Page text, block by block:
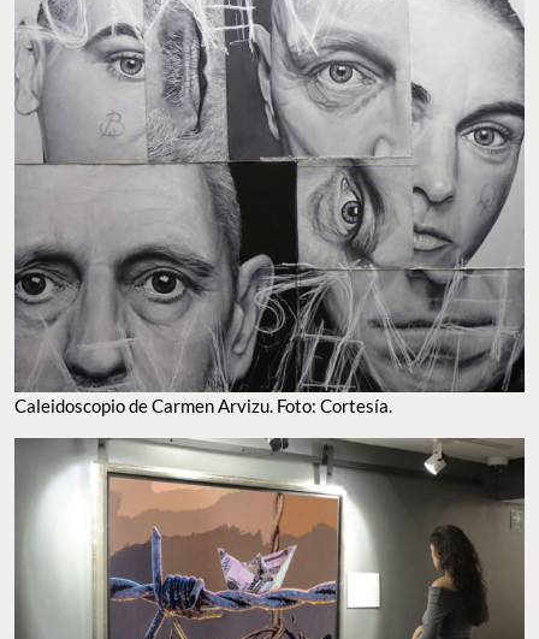
CALEIDOSCOPIO DE CARMEN ARVIZU. FOTO: CORTESÍA.